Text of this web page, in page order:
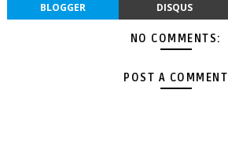
BLOGGER DISQUS
NO COMMENTS:
POST A COMMENT